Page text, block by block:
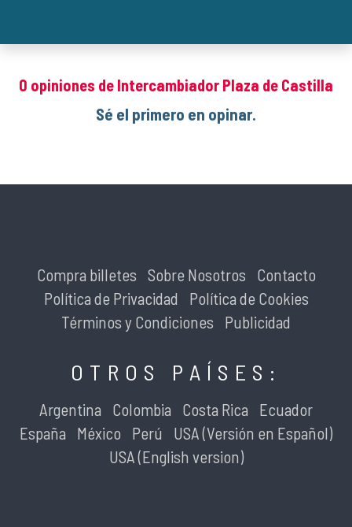
0 opiniones de Intercambiador Plaza de Castilla
Sé el primero en opinar.
Compra billetes Sobre Nosotros
Contacto
Política de Privacidad
Política de Cookies
Términos y Condiciones
Publicidad
OTROS PAÍSES:
Argentina Colombia Costa Rica
Ecuador
España
México Perú
USA (Versión en Español)
USA (English version)